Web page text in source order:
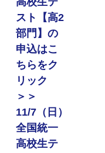
スト【高2
部門】の
申込はこ
ちらをク
リック
＞＞
11/7（日）
全国統一
高校生テ